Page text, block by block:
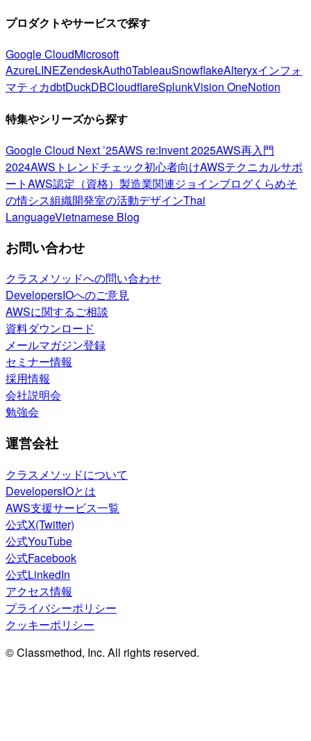
プロダクトやサービスで探す
Google CloudMicrosoft
AzureLINEZendeskAuth0TableauSnowflakeAlteryxインフォ
マティカdbtDuckDBCloudflareSplunkVision OneNotion
特集やシリーズから探す
Google Cloud Next ’25AWS re:Invent 2025AWS再入門
2024AWSトレンドチェック初心者向けAWSテクニカルサポ
ートAWS認定（資格） 製造業関連ジョインブログくらめそ
の情シス組織開発室の活動デザインThai
LanguageVietnamese Blog
お問い合わせ
クラスメソッドへの問い合わせ
DevelopersIOへのご意見
AWSに関するご相談
資料ダウンロード
メールマガジン登録
セミナー情報
採用情報
会社説明会
勉強会
運営会社
クラスメソッドについて
DevelopersIOとは
AWS支援サービス一覧
公式X(Twitter)
公式YouTube
公式Facebook
公式LinkedIn
アクセス情報
プライバシーポリシー
クッキーポリシー
© Classmethod, Inc. All rights reserved.